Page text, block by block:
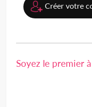
Créer votre
Soyez le premier